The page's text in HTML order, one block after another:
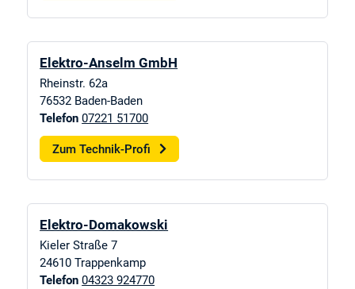
Elektro-Anselm GmbH
Rheinstr. 62a
76532 Baden-Baden
Telefon 07221 51700
Zum Technik-Profi
Elektro-Domakowski
Kieler Straße 7
24610 Trappenkamp
Telefon 04323 924770